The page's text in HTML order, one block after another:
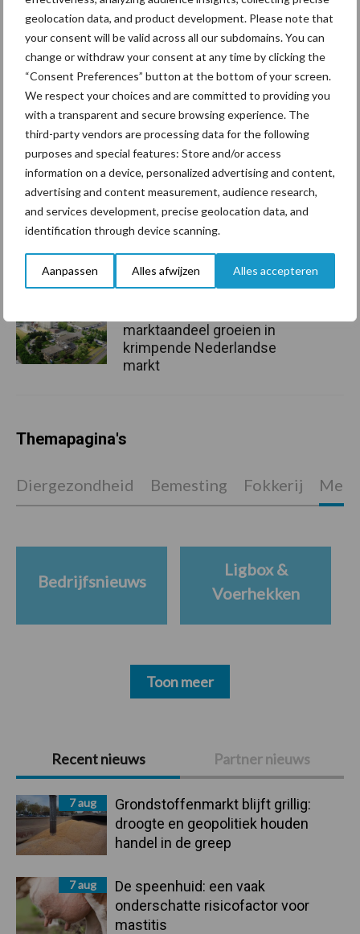
geolocation data, and product development. Please note that
your consent will be valid across all our subdomains. You can
change or withdraw your consent at any time by clicking the
“Consent Preferences” button at the bottom of your screen.
We respect your choices and are committed to providing you
with a transparent and secure browsing experience. The
third-party vendors are processing data for the following
purposes and special features: Store and/or access
information on a device, personalized advertising and content,
advertising and content measurement, audience research,
and services development, precise geolocation data, and
identification through device scanning.
Aanpassen Alles afwijzen Alles accepteren
Primaire
Sidebar
Recent nieuws Partner nieuws
7 aug
Grondstoffenmarkt blijft grillig:
droogte en geopolitiek houden
handel in de greep
7 aug
De speenhuid: een vaak
onderschatte risicofactor voor
mastitis
Aanbevolen voor jou!
Grondstoffenmarkt blijft
grillig: droogte en
geopolitiek houden handel
in de greep
De speenhuid: een vaak
onderschatte risicofactor
voor mastitis
marktaandeel groeien in
krimpende Nederlandse
markt
Themapagina's
Diergezondheid Bemesting Fokkerij
Bedrijfsnieuws
Ligbox &
Voerhekken
Toon meer